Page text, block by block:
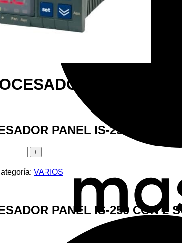
PANEL IS-
PANEL IS-250 CON 2
VARIOS
PANEL IS-250 CON 2